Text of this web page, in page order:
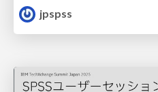
jpspss